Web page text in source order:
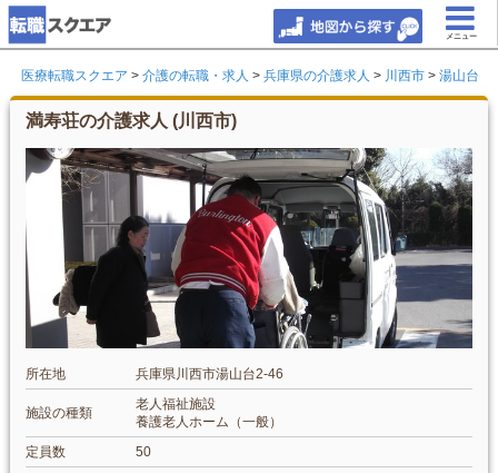
メニュー
医療転職スクエア > 介護の転職・求人 > 兵庫県の介護求人 > 川西市 > 湯山台
満寿荘の介護求人 (川西市)
所在地 兵庫県川西市湯山台2-46
施設の種類
老人福祉施設
養護老人ホーム（一般）
定員数
50